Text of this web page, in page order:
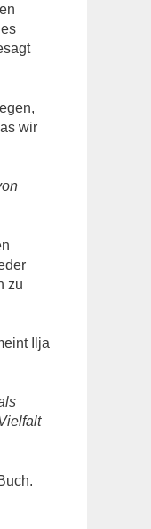
wir
zu
Ilja